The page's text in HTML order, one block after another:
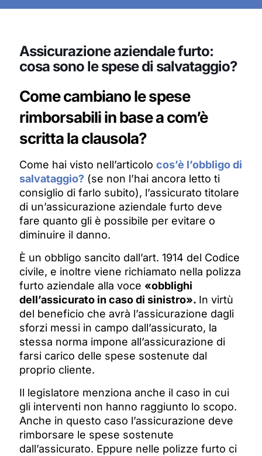
Assicurazione aziendale furto:
cosa sono le spese di salvataggio?
Come cambiano le spese
rimborsabili in base a com’è
scritta la clausola?
Come hai visto nell’articolo cos’è l’obbligo di
salvataggio? (se non l’hai ancora letto ti
consiglio di farlo subito), l’assicurato titolare
di un’assicurazione aziendale furto deve
fare quanto gli è possibile per evitare o
diminuire il danno.
È un obbligo sancito dall’art. 1914 del Codice
civile, e inoltre viene richiamato nella polizza
furto aziendale alla voce «obblighi
dell’assicurato in caso di sinistro». In virtù
del beneficio che avrà l’assicurazione dagli
sforzi messi in campo dall’assicurato, la
stessa norma impone all’assicurazione di
farsi carico delle spese sostenute dal
proprio cliente.
Il legislatore menziona anche il caso in cui
gli interventi non hanno raggiunto lo scopo.
Anche in questo caso l’assicurazione deve
rimborsare le spese sostenute
dall’assicurato. Eppure nelle polizze furto ci